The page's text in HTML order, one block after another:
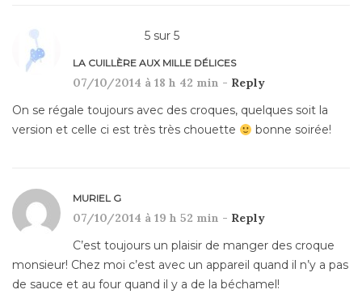
5 sur 5
LA CUILLÈRE AUX MILLE DÉLICES
07/10/2014 à 18 h 42 min - Reply
On se régale toujours avec des croques, quelques soit la
version et celle ci est très très chouette
bonne soirée!
MURIEL G
07/10/2014 à 19 h 52 min - Reply
C’est toujours un plaisir de manger des croque
monsieur! Chez moi c’est avec un appareil quand il n’y a pas
de sauce et au four quand il y a de la béchamel!